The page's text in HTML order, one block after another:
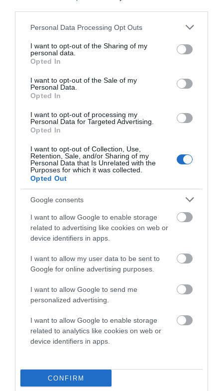
Please note that this website/app uses one or more Google
not limited to your visit or usage behaviour. You may click to
grant or deny consent to Google and its third-party tags to
use your data for below specified purposes in below Google
consent section.
Personal Data Processing Opt Outs
I want to opt-out of the Sharing of my
personal data.
Opted In
I want to opt-out of the Sale of my
Personal Data.
Opted In
I want to opt-out of processing my
Personal Data for Targeted Advertising.
Opted In
I want to opt-out of Collection, Use,
Retention, Sale, and/or Sharing of my
Personal Data that Is Unrelated with the
Purposes for which it was collected.
Opted Out
Google consents
I want to allow Google to enable storage
related to advertising like cookies on web or
device identifiers in apps.
I want to allow my user data to be sent to
Google for online advertising purposes.
I want to allow Google to send me
personalized advertising.
I want to allow Google to enable storage
related to analytics like cookies on web or
device identifiers in apps.
CONFIRM
αυτόν τον πλοηγό για την επόμενη φορά που θα σχολιάσω.